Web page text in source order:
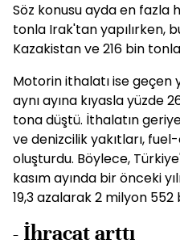
Söz konusu ayda en fazla
tonla Irak'tan yapılırken,
Kazakistan ve 216 bin
Motorin ithalatı ise geçen
aynı ayına kıyasla yüzde
tona düştü. İthalatın
ve denizcilik yakıtları,
oluşturdu. Böylece,
kasım ayında bir önceki
19,3 azalarak 2 milyon
- İhracat arttı